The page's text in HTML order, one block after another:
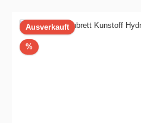
Ausverkauft
%Rabatt